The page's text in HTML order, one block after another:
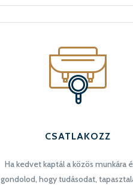
CSATLAKOZZ
Ha kedvet kaptál a közös munkára
gondolod, hogy tudásodat,